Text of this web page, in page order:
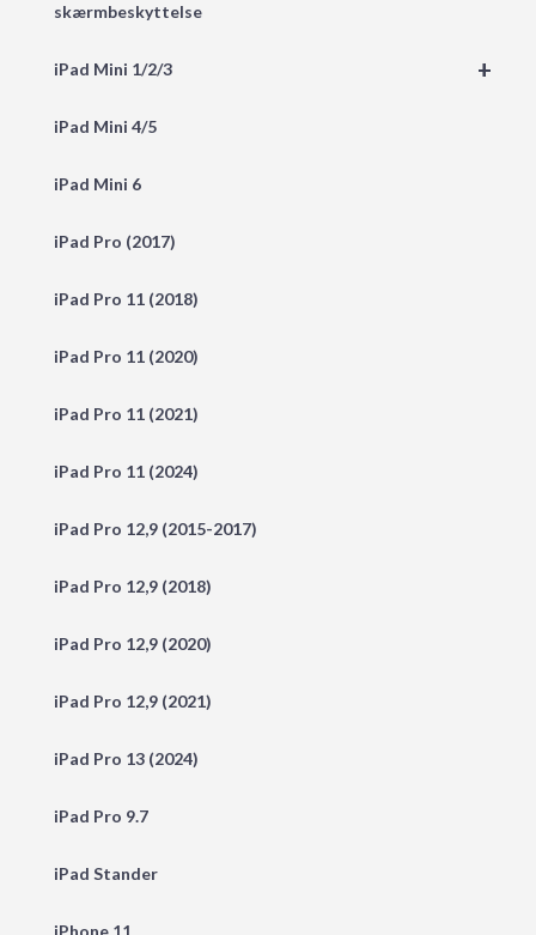
skærmbeskyttelse
+
iPad Mini 1/2/3
iPad Mini 4/5
iPad Mini 6
iPad Pro (2017)
iPad Pro 11 (2018)
iPad Pro 11 (2020)
iPad Pro 11 (2021)
iPad Pro 11 (2024)
iPad Pro 12,9 (2015-2017)
iPad Pro 12,9 (2018)
iPad Pro 12,9 (2020)
iPad Pro 12,9 (2021)
iPad Pro 13 (2024)
iPad Pro 9.7
iPad Stander